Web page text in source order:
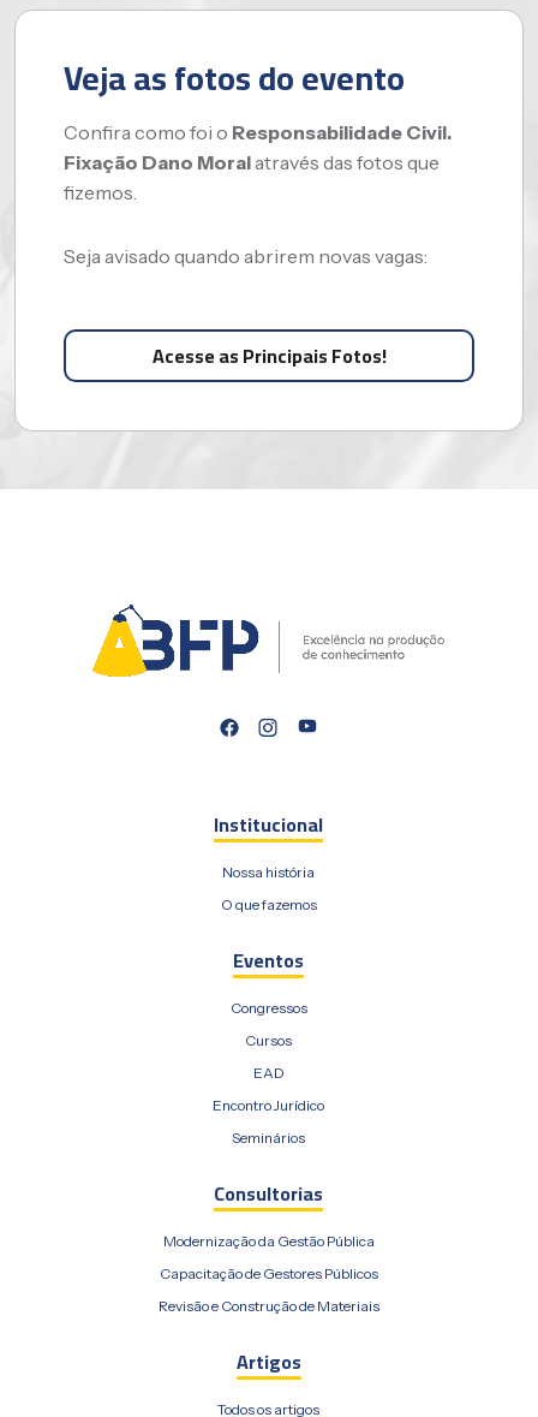
Veja as fotos do evento
Confira como foi o Responsabilidade Civil.
Fixação Dano Moralatravés das fotos que
fizemos.
Seja avisado quando abrirem novas vagas:
Acesse as Principais Fotos!
Institucional
Nossa história
O que fazemos
Eventos
Congressos
Cursos
EAD
Encontro Jurídico
Seminários
Consultorias
Modernização da Gestão Pública
Capacitação de Gestores Públicos
Revisão e Construção de Materiais
Artigos
Todos os artigos